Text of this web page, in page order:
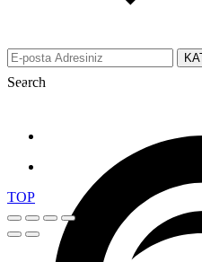
Search
EFS üzerinden tüm gelişmeler
Made with ♥ by tbtcreative.com
TOP